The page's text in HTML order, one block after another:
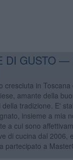
DI GUSTO
cresciuta in
amante della
della tradizione. E'
insieme a mia
a cui sono
di cucina dal 2006,
partecipato a